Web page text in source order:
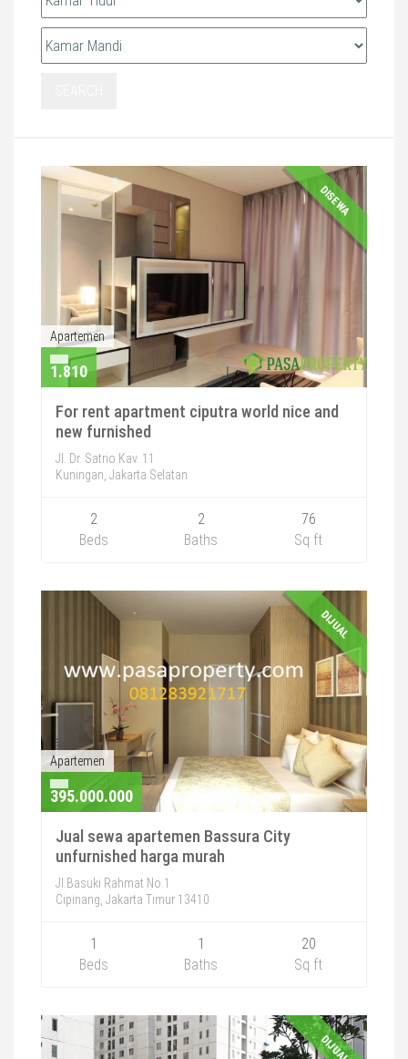
DISEWA
Apartemen
1.810
For rent apartment ciputra world nice and
new furnished
Jl. Dr. Satrio Kav. 11
Kuningan, Jakarta Selatan
2
Beds
2
Baths
76
Sq ft
DIJUAL
Apartemen
395.000.000
Jual sewa apartemen Bassura City
unfurnished harga murah
Jl.Basuki Rahmat No.1
Cipinang, Jakarta Timur 13410
1
Beds
1
Baths
20
Sq ft
DIJUAL